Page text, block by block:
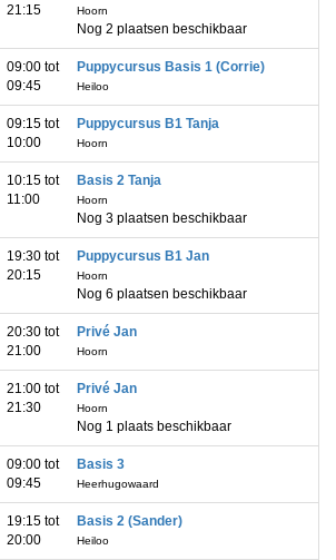
21:15
Hoorn
Nog 2 plaatsen beschikbaar
09:00 tot
09:45
Puppycursus Basis 1 (Corrie)
Heiloo
09:15 tot
10:00
Puppycursus B1 Tanja
Hoorn
10:15 tot
11:00
Basis 2 Tanja
Hoorn
Nog 3 plaatsen beschikbaar
19:30 tot
20:15
Puppycursus B1 Jan
Hoorn
Nog 6 plaatsen beschikbaar
20:30 tot
21:00
Privé Jan
Hoorn
21:00 tot
21:30
Privé Jan
Hoorn
Nog 1 plaats beschikbaar
09:00 tot
09:45
Basis 3
Heerhugowaard
19:15 tot
20:00
Basis 2 (Sander)
Heiloo